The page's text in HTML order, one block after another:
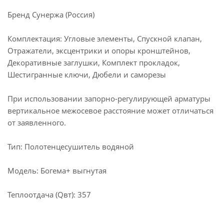
Бренд Сунержа (Россия)
Комплектация: Угловые элементы, Спускной клапан,
Отражатели, эксцентрики и опоры кронштейнов,
Декоративные заглушки, Комплект прокладок,
Шестигранные ключи, Дюбели и саморезы
При использовании запорно-регулирующей арматуры
вертикальное межосевое расстояние может отличаться
от заявленного.
Тип: Полотенцесушитель водяной
Модель: Богема+ выгнутая
Теплоотдача (Qвт): 357